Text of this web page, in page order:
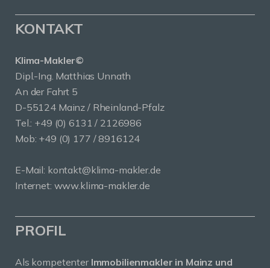
KONTAKT
Klima-Makler©
Dipl.-Ing. Matthias Unnath
An der Fahrt 5
D-55124 Mainz / Rheinland-Pfalz
Tel.: +49 (0) 6131 / 2126986
Mob: +49 (0) 177 / 8916124
E-Mail: kontakt@klima-makler.de
Internet: www.klima-makler.de
PROFIL
Als kompetenter Immobilienmakler in Mainz und